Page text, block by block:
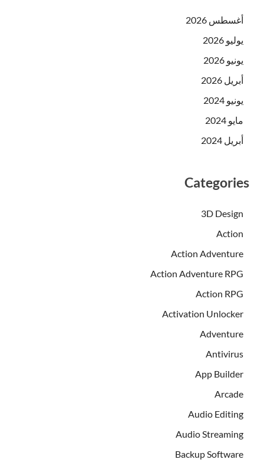
أغسطس 2026
يوليو 2026
يونيو 2026
أبريل 2026
يونيو 2024
مايو 2024
أبريل 2024
Categories
3D Design
Action
Action Adventure
Action Adventure RPG
Action RPG
Activation Unlocker
Adventure
Antivirus
App Builder
Arcade
Audio Editing
Audio Streaming
Backup Software